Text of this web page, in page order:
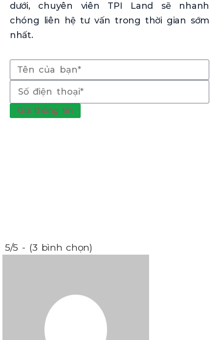
dưới, chuyên viên TPI Land sẽ nhanh
chóng liên hệ tư vấn trong thời gian sớm
nhất.
Gửi thông tin
5/5 - (3 bình chọn)